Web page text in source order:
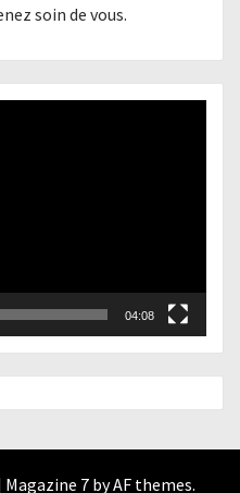
soin de vous.
04:08
Magazine 7by AF themes.